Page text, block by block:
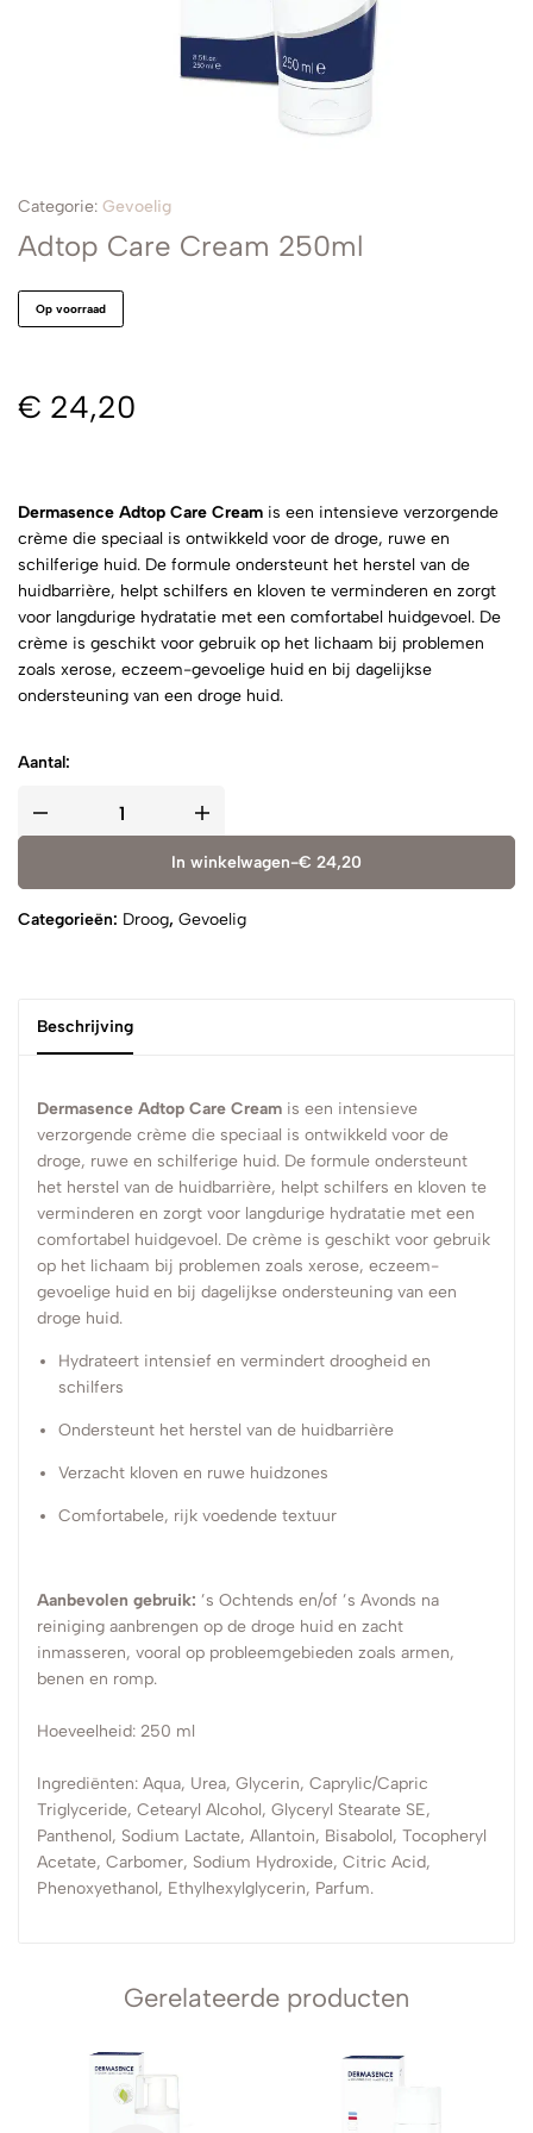
Categorie: Gevoelig
Adtop Care Cream 250ml
Op voorraad
€ 24,20
Dermasence Adtop Care Cream is een intensieve verzorgende
crème die speciaal is ontwikkeld voor de droge, ruwe en
schilferige huid. De formule ondersteunt het herstel van de
huidbarrière, helpt schilfers en kloven te verminderen en zorgt
voor langdurige hydratatie met een comfortabel huidgevoel. De
crème is geschikt voor gebruik op het lichaam bij problemen
zoals xerose, eczeem-gevoelige huid en bij dagelijkse
ondersteuning van een droge huid.
Aantal:
In winkelwagen-€ 24,20
Categorieën: Droog, Gevoelig
Beschrijving
Dermasence Adtop Care Cream is een intensieve
verzorgende crème die speciaal is ontwikkeld voor de
droge, ruwe en schilferige huid. De formule ondersteunt
het herstel van de huidbarrière, helpt schilfers en kloven te
verminderen en zorgt voor langdurige hydratatie met een
comfortabel huidgevoel. De crème is geschikt voor gebruik
op het lichaam bij problemen zoals xerose, eczeem-
gevoelige huid en bij dagelijkse ondersteuning van een
droge huid.
Hydrateert intensief en vermindert droogheid en
schilfers
Ondersteunt het herstel van de huidbarrière
Verzacht kloven en ruwe huidzones
Comfortabele, rijk voedende textuur
Aanbevolen gebruik: ’s Ochtends en/of ’s Avonds na
reiniging aanbrengen op de droge huid en zacht
inmasseren, vooral op probleemgebieden zoals armen,
benen en romp.
Hoeveelheid: 250 ml
Ingrediënten: Aqua, Urea, Glycerin, Caprylic/Capric
Triglyceride, Cetearyl Alcohol, Glyceryl Stearate SE,
Panthenol, Sodium Lactate, Allantoin, Bisabolol, Tocopheryl
Acetate, Carbomer, Sodium Hydroxide, Citric Acid,
Phenoxyethanol, Ethylhexylglycerin, Parfum.
Gerelateerde producten